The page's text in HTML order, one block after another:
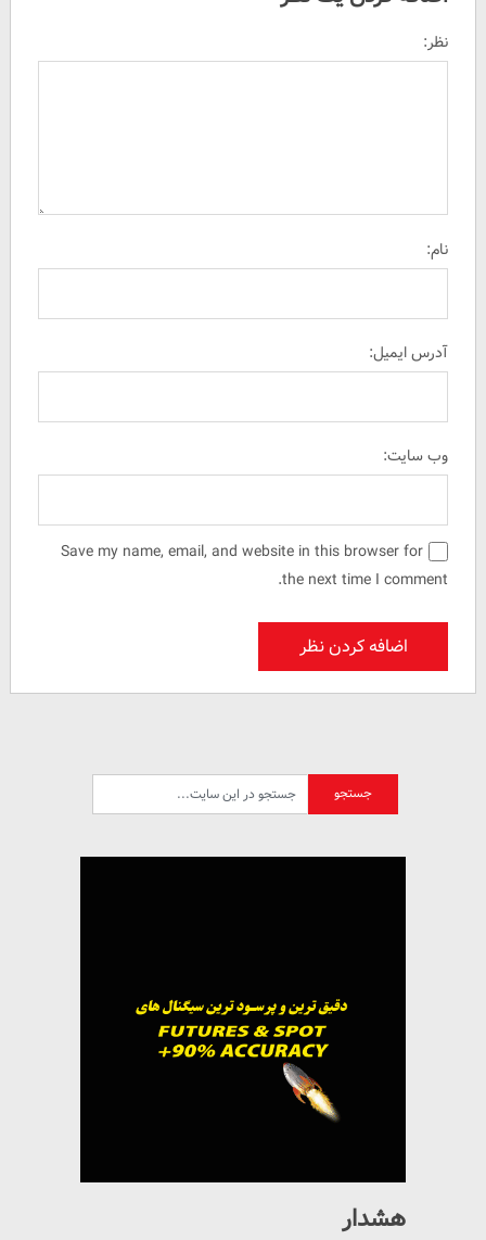
نظر:
نام:
آدرس ایمیل:
وب سایت:
Save my name, email, and website in this browser for
the next time I comment.
هشدار